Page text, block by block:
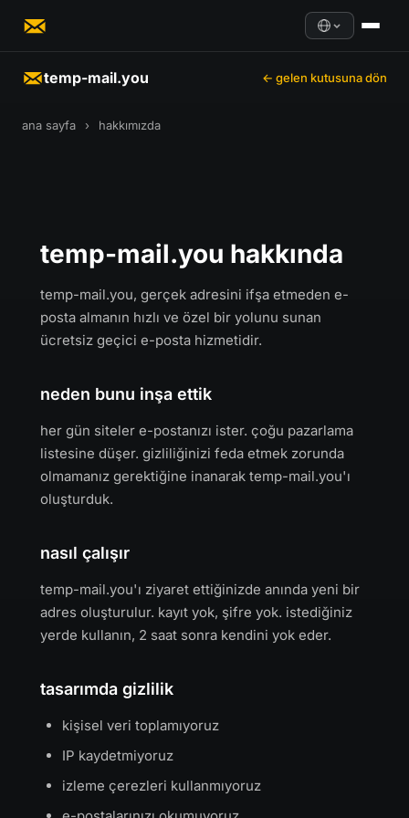
temp-mail.you ← gelen kutusuna dön
ana sayfa › hakkımızda
temp-mail.you hakkında
temp-mail.you, gerçek adresini ifşa etmeden e-
posta almanın hızlı ve özel bir yolunu sunan
ücretsiz geçici e-posta hizmetidir.
neden bunu inşa ettik
her gün siteler e-postanızı ister. çoğu pazarlama
listesine düşer. gizliliğinizi feda etmek zorunda
olmamanız gerektiğine inanarak temp-mail.you'ı
oluşturduk.
nasıl çalışır
temp-mail.you'ı ziyaret ettiğinizde anında yeni bir
adres oluşturulur. kayıt yok, şifre yok. istediğiniz
yerde kullanın, 2 saat sonra kendini yok eder.
tasarımda gizlilik
kişisel veri toplamıyoruz
IP kaydetmiyoruz
izleme çerezleri kullanmıyoruz